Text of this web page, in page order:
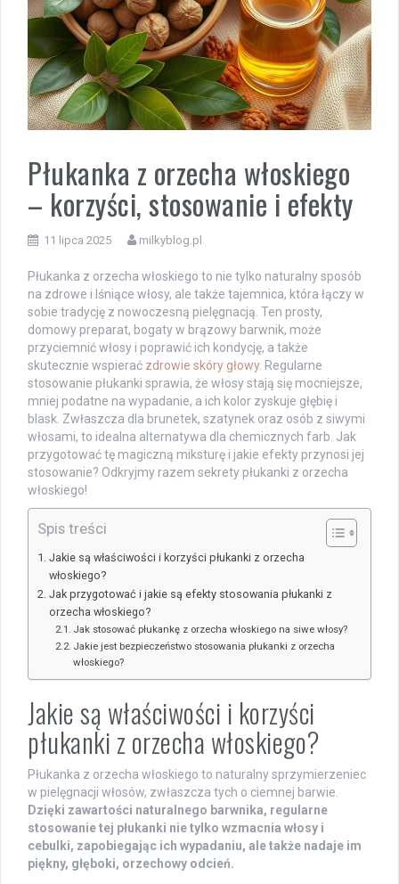
Płukanka z orzecha włoskiego
– korzyści, stosowanie i efekty
11 lipca 2025 milkyblog.pl
Płukanka z orzecha włoskiego to nie tylko naturalny sposób
na zdrowe i lśniące włosy, ale także tajemnica, która łączy w
sobie tradycję z nowoczesną pielęgnacją. Ten prosty,
domowy preparat, bogaty w brązowy barwnik, może
przyciemnić włosy i poprawić ich kondycję, a także
skutecznie wspierać zdrowie skóry głowy. Regularne
stosowanie płukanki sprawia, że włosy stają się mocniejsze,
mniej podatne na wypadanie, a ich kolor zyskuje głębię i
blask. Zwłaszcza dla brunetek, szatynek oraz osób z siwymi
włosami, to idealna alternatywa dla chemicznych farb. Jak
przygotować tę magiczną miksturę i jakie efekty przynosi jej
stosowanie? Odkryjmy razem sekrety płukanki z orzecha
włoskiego!
Spis treści
Jakie są właściwości i korzyści płukanki z orzecha
włoskiego?
Jak przygotować i jakie są efekty stosowania płukanki z
orzecha włoskiego?
Jak stosować płukankę z orzecha włoskiego na siwe włosy?
Jakie jest bezpieczeństwo stosowania płukanki z orzecha
włoskiego?
Jakie są właściwości i korzyści
płukanki z orzecha włoskiego?
Płukanka z orzecha włoskiego to naturalny sprzymierzeniec
w pielęgnacji włosów, zwłaszcza tych o ciemnej barwie.
Dzięki zawartości naturalnego barwnika, regularne
stosowanie tej płukanki nie tylko wzmacnia włosy i
cebulki, zapobiegając ich wypadaniu, ale także nadaje im
piękny, głęboki, orzechowy odcień.